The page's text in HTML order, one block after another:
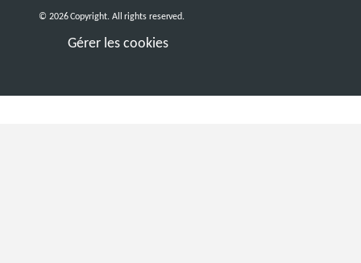
Gérer les cookies
© 2026 Copyright. All rights reserved.